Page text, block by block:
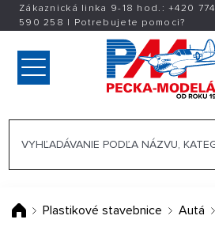
Zákaznická linka 9-18 hod.:+420 774
590 258 | Potrebujete pomoci?
Plastikové stavebnice Autá